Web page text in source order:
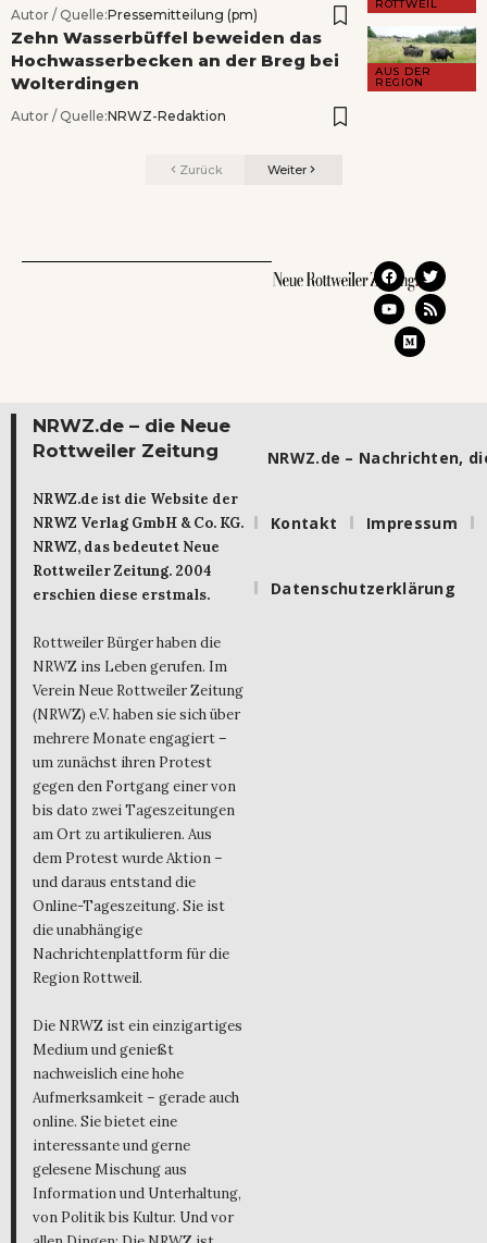
ROTTWEIL
Autor / Quelle:Pressemitteilung (pm)
AUS DER
REGION
Zehn Wasserbüffel beweiden das
Hochwasserbecken an der Breg bei
Wolterdingen
Autor / Quelle:NRWZ-Redaktion
Zurück Weiter
NRWZ.de – die Neue
Rottweiler Zeitung
NRWZ.de ist die Website der
NRWZ Verlag GmbH & Co. KG.
NRWZ, das bedeutet Neue
Rottweiler Zeitung. 2004
erschien diese erstmals.
Rottweiler Bürger haben die
NRWZ ins Leben gerufen. Im
Verein Neue Rottweiler Zeitung
(NRWZ) e.V. haben sie sich über
mehrere Monate engagiert –
um zunächst ihren Protest
gegen den Fortgang einer von
bis dato zwei Tageszeitungen
am Ort zu artikulieren. Aus
dem Protest wurde Aktion –
und daraus entstand die
Online-Tageszeitung. Sie ist
die unabhängige
Nachrichtenplattform für die
Region Rottweil.
Die NRWZ ist ein einzigartiges
Medium und genießt
nachweislich eine hohe
Aufmerksamkeit – gerade auch
online. Sie bietet eine
interessante und gerne
gelesene Mischung aus
Information und Unterhaltung,
von Politik bis Kultur. Und vor
NRWZ.de – Nachrichten,
Kontakt Impressum
Datenschutzerklärung